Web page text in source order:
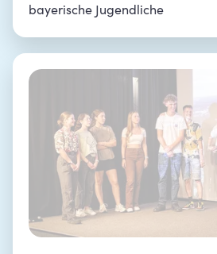
bayerische Jugendliche